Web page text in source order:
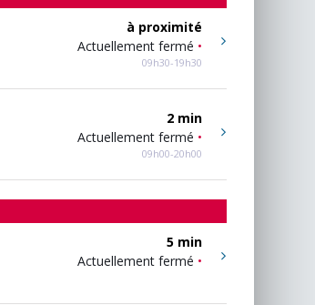
à proximité
Actuellement fermé •
09h30-19h30
2 min
Actuellement fermé •
09h00-20h00
5 min
Actuellement fermé •